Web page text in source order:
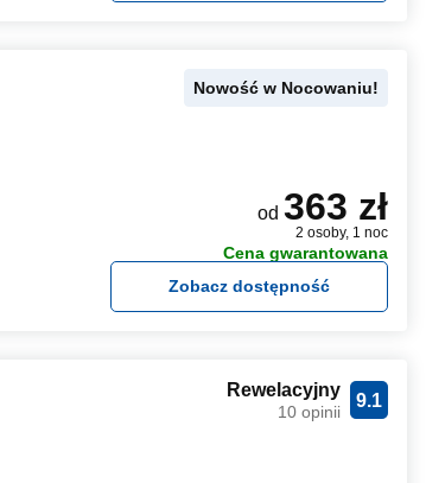
Nowość w Nocowaniu!
od 363 zł
2 osoby, 1 noc
Cena gwarantowana
Zobacz dostępność
9.1
Rewelacyjny
10 opinii